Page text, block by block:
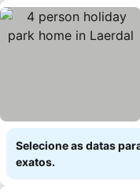
Selecione as datas
exatos.